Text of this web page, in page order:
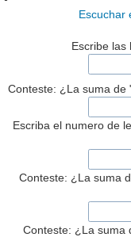
Escuchar
Escribe las
Conteste: ¿La suma de
Escriba el numero de
Conteste: ¿La suma
Conteste: ¿La suma